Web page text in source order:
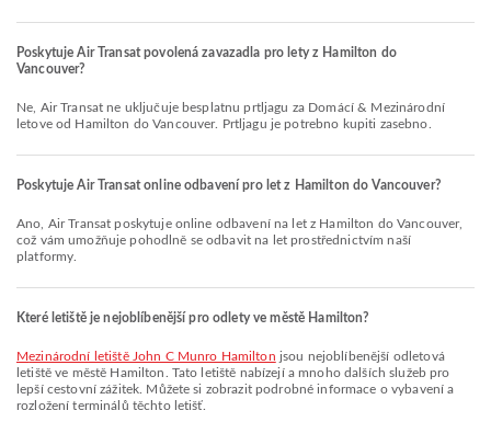
Poskytuje Air Transat povolená zavazadla pro lety z Hamilton do
Vancouver?
Ne, Air Transat ne uključuje besplatnu prtljagu za Domácí & Mezinárodní
letove od Hamilton do Vancouver. Prtljagu je potrebno kupiti zasebno.
Poskytuje Air Transat online odbavení pro let z Hamilton do Vancouver?
Ano, Air Transat poskytuje online odbavení na let z Hamilton do Vancouver,
což vám umožňuje pohodlně se odbavit na let prostřednictvím naší
platformy.
Které letiště je nejoblíbenější pro odlety ve městě Hamilton?
Mezinárodní letiště John C Munro Hamilton jsou nejoblíbenější odletová
letiště ve městě Hamilton. Tato letiště nabízejí a mnoho dalších služeb pro
lepší cestovní zážitek. Můžete si zobrazit podrobné informace o vybavení a
rozložení terminálů těchto letišť.